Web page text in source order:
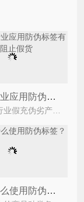
日化品行业应用防伪标签有效阻止假货
商品为什么使用防伪标签？